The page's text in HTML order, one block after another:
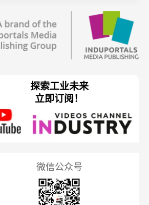
探索工业未来
立即订阅！
微信公众号